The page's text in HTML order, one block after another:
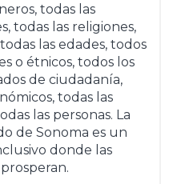
todas las
todas las religiones,
las edades, todos
o étnicos, todos los
de ciudadanía,
todas las
las personas. La
de Sonoma es un
donde las